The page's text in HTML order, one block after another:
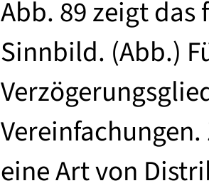
Abb. 89 zeigt
Sinnbild. (Abb.)
eine Art von